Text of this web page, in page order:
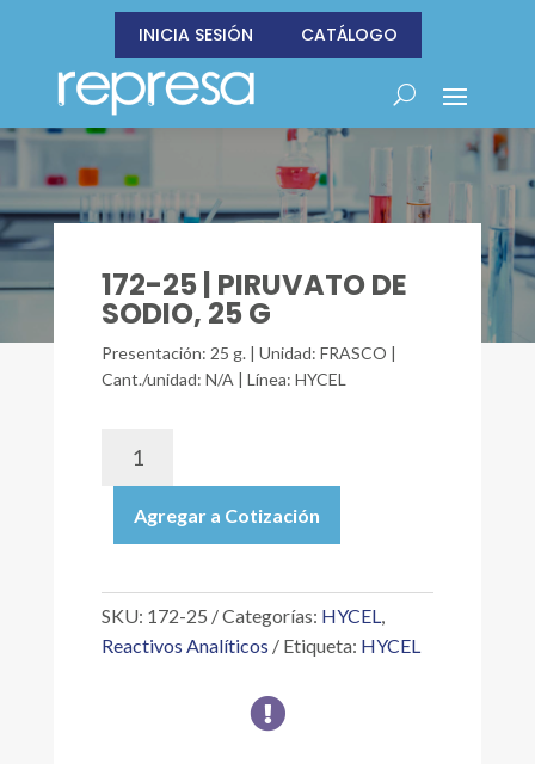
INICIA SESIÓN CATÁLOGO
172-25 | PIRUVATO DE
SODIO, 25 G
Presentación: 25 g. | Unidad: FRASCO |
Cant./unidad: N/A | Línea: HYCEL
PIRUVATO
DE
25
cantidad
Agregar a Cotización
SKU: 172-25 Categorías: HYCEL,
Reactivos Analíticos
Etiqueta: HYCEL
